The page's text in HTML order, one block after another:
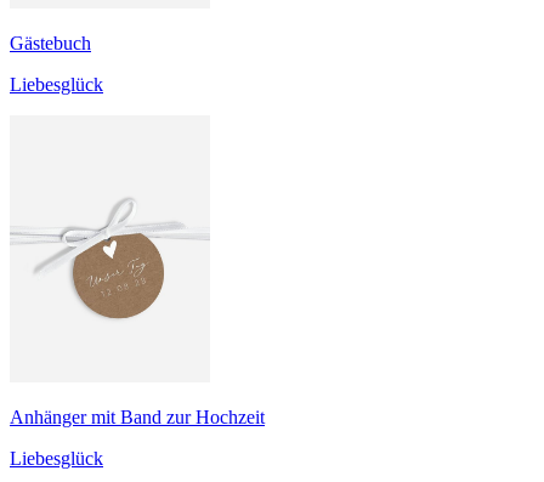
Gästebuch
Liebesglück
Anhänger mit Band zur Hochzeit
Liebesglück